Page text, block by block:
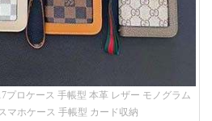
プロケース 手帳型 本革 レザー モノグラム
マホケース 手帳型 カード収納